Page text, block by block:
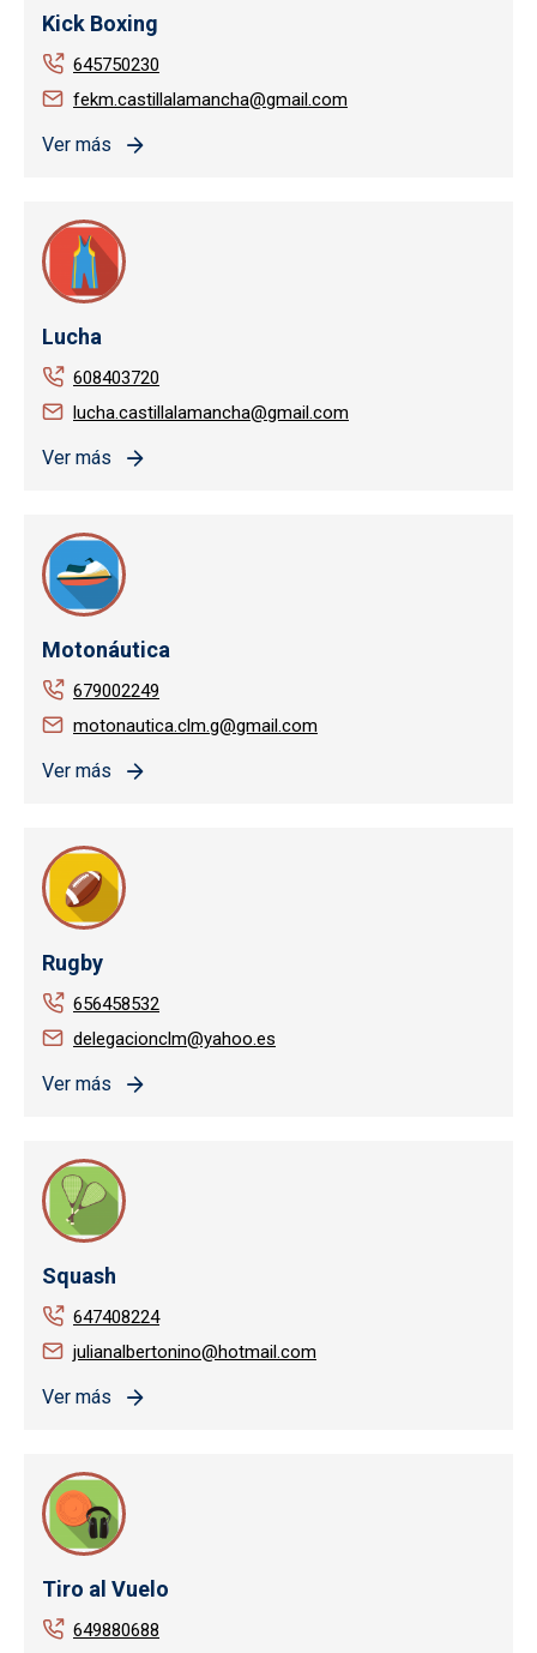
Kick Boxing
645750230
fekm.castillalamancha@gmail.com
Ver más
Lucha
608403720
lucha.castillalamancha@gmail.com
Ver más
Motonáutica
679002249
motonautica.clm.g@gmail.com
Ver más
Rugby
656458532
delegacionclm@yahoo.es
Ver más
Squash
647408224
julianalbertonino@hotmail.com
Ver más
Tiro al Vuelo
649880688